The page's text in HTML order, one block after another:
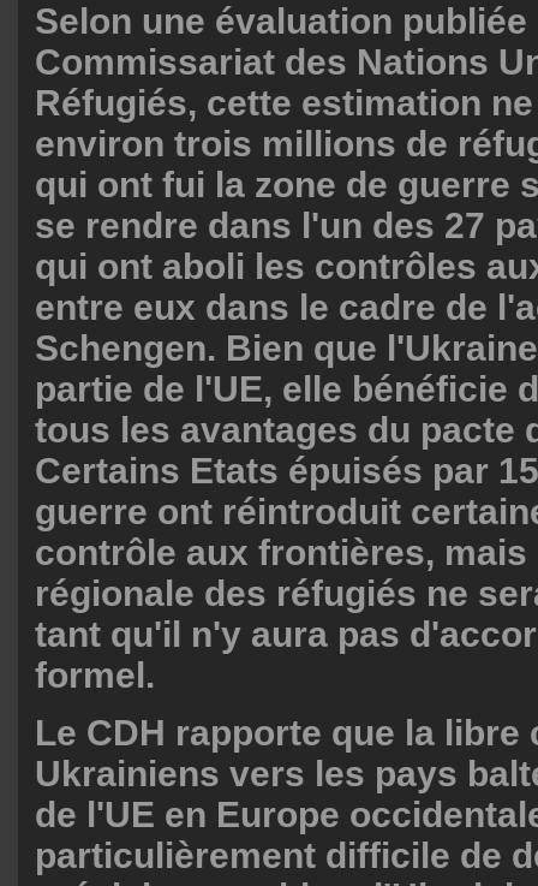
Selon une évaluation publiée
Commissariat des Nations
Réfugiés, cette estimation
environ trois millions de
qui ont fui la zone de guerre
se rendre dans l'un des 27
qui ont aboli les contrôles
entre eux dans le cadre de
Schengen. Bien que
partie de l'UE, elle bénéficie
tous les avantages du pacte
Certains Etats épuisés par
guerre ont réintroduit
contrôle aux frontières, mais
régionale des réfugiés ne
tant qu'il n'y aura pas
formel.
Le CDH rapporte que la
Ukrainiens vers les pays
de l'UE en Europe
particulièrement difficile de